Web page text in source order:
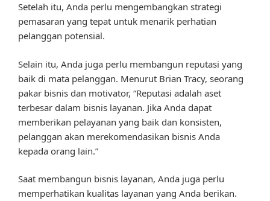
Setelah itu, Anda perlu mengembangkan strategi
pemasaran yang tepat untuk menarik perhatian
pelanggan potensial.
Selain itu, Anda juga perlu membangun reputasi yang
baik di mata pelanggan. Menurut Brian Tracy, seorang
pakar bisnis dan motivator, “Reputasi adalah aset
terbesar dalam bisnis layanan. Jika Anda dapat
memberikan pelayanan yang baik dan konsisten,
pelanggan akan merekomendasikan bisnis Anda
kepada orang lain.”
Saat membangun bisnis layanan, Anda juga perlu
memperhatikan kualitas layanan yang Anda berikan.